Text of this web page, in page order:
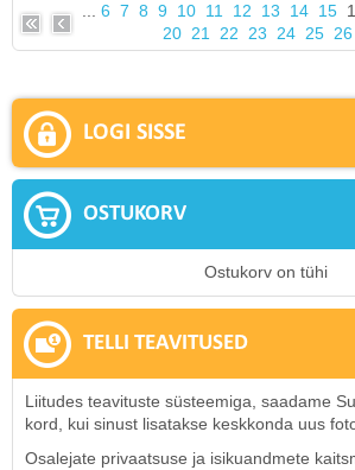
...6 7 8 9 10 11 12 13 14 15
20 21 22 23 24 25 26
LOGI SISSE
OSTUKORV
Ostukorv on tühi
TELLI TEAVITUSED
Liitudes teavituste süsteemiga, saadame
kord, kui sinust lisatakse keskkonda uus
Osalejate privaatsuse ja isikuandmete